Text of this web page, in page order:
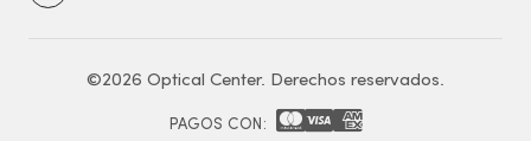
©2026 Optical Center. Derechos reservados.
PAGOS CON: